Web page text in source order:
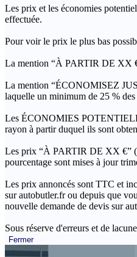
Les prix et les économies
effectuée.
Pour voir le prix le plus bas
La mention “À PARTIR DE XX
La mention “ÉCONOMISEZ
laquelle un minimum de 25 %
Les ÉCONOMIES
rayon à partir duquel ils sont
Les prix “À PARTIR DE XX €”
pourcentage sont mises à jour
Les prix annoncés sont TTC et
sur autobutler.fr ou depuis que
nouvelle demande de devis sur
Sous réserve d'erreurs et de
Fermer